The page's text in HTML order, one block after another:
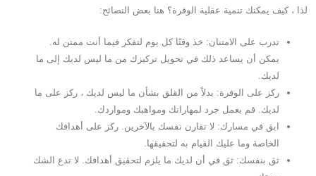
لذا ، كيف يمكنك تنمية عقلية الوفرة؟ هنا بعض النصائح:
تدرب على الامتنان: خذ وقتًا كل يوم لتفكر فيما أنت ممتن له.
يمكن أن يساعد ذلك في تحويل تركيزك من ما ليس لديك إلى ما
لديك.
ركز على الوفرة: بدلاً من القلق بشأن ما ليس لديك ، ركز على ما
لديك. قم بعمل جرد لمهاراتك ومواهبك ومواردك.
ابق في مسارك: لا تقارن نفسك بالآخرين. ركز على أهدافك
الخاصة وما عليك القيام به لتحقيقها.
ثق بنفسك: ثق في أن لديك ما يلزم لتحقيق أهدافك. لا تدع الشك